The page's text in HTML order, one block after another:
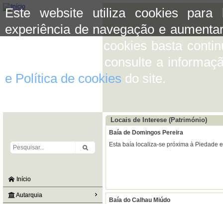
Este website utiliza cookies para
experiência de navegação e
aceitar o uso de cookies basta
mais informação consulte a
e Política de cookies do site.
Início
Autarquia
Locais de Interese (Património)
Baía de Domingos Pereira
Esta baía localiza-se próxima à Piedade
Baía do Calhau Miúdo